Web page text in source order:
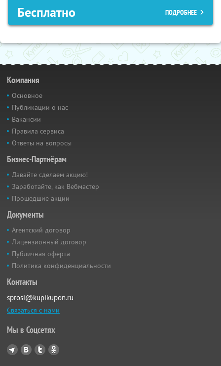
Бесплатно ПОДРОБНЕЕ
Компания
Основное
Публикации о нас
Вакансии
Правила сервиса
Ответы на вопросы
Бизнес-Партнёрам
Давайте сделаем акцию!
Заработайте, как Вебмастер
Прошедшие акции
Документы
Агентский договор
Лицензионный договор
Публичная оферта
Политика конфиденциальности
Контакты
sprosi@kupikupon.ru
Связаться с нами
Мы в Соцсетях